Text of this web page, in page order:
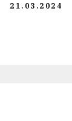
21.03.2024